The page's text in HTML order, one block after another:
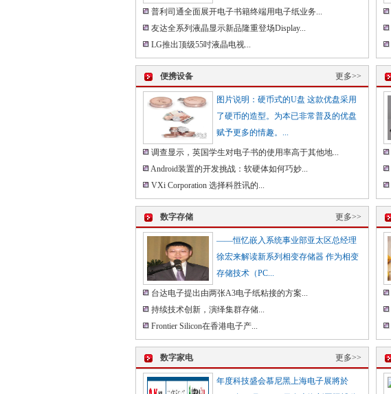
普利司通全面展开电子书籍终端用电子纸业务...
友达全系列液晶显示新品隆重登场Display...
LG推出顶级55吋液晶电视...
便携设备 更多>>
图片说明：硬币式的U盘 这款优盘采用
了硬币的造型。为本已非常普及的优盘
赋予更多的情趣。...
调查显示，英国学生对电子书的使用率高于其他地...
Android装置的开发挑战：软硬体如何巧妙...
VXi Corporation 选择科胜讯的...
数字存储 更多>>
——恒忆嵌入系统事业部亚太区总经理
徐宏来解读新系列相变存储器 作为相变
存储技术（PC...
台达电子提出由两张A3电子纸粘接的方案...
持续技术创新，演绎集群存储...
Frontier Silicon在香港电子产...
数字家电 更多>>
年度科技盛会慕尼黑上海电子展將於